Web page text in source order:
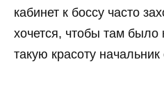
кабинет к боссу часто
хочется, чтобы там было
такую красоту